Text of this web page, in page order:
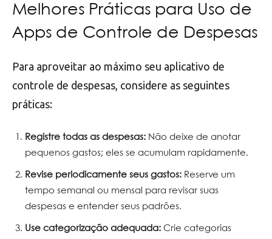
Melhores Práticas para Uso de
Apps de Controle de Despesas
Para aproveitar ao máximo seu aplicativo de
controle de despesas, considere as seguintes
práticas:
Registre todas as despesas: Não deixe de anotar
pequenos gastos; eles se acumulam rapidamente.
Revise periodicamente seus gastos: Reserve um
tempo semanal ou mensal para revisar suas
despesas e entender seus padrões.
Use categorização adequada: Crie categorias